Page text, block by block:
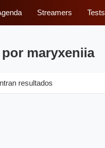
Streamers Tests
maryxeniia
resultados